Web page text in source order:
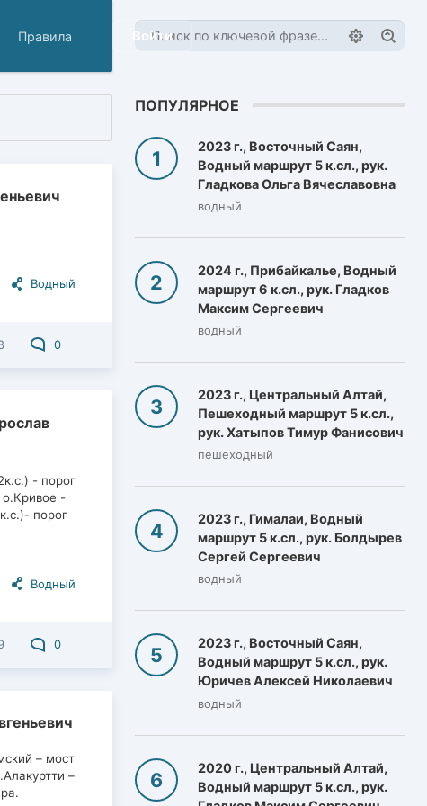
Правила Войти
Водный
0
- порог
-
порог
Водный
0
– мост
–
ПОПУЛЯРНОЕ
2023 г., Восточный Саян,
Водный маршрут 5 к.сл., рук.
Гладкова Ольга Вячеславовна
водный
2024 г., Прибайкалье, Водный
маршрут 6 к.сл., рук. Гладков
Максим Сергеевич
водный
2023 г., Центральный Алтай,
Пешеходный маршрут 5 к.сл.,
рук. Хатыпов Тимур Фанисович
пешеходный
2023 г., Гималаи, Водный
маршрут 5 к.сл., рук. Болдырев
Сергей Сергеевич
водный
2023 г., Восточный Саян,
Водный маршрут 5 к.сл., рук.
Юричев Алексей Николаевич
водный
2020 г., Центральный Алтай,
Водный маршрут 5 к.сл., рук.